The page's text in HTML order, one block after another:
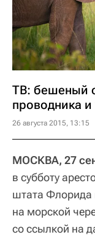
ТВ: бешеный
проводника и
26 августа 2015, 13:15
МОСКВА, 27
в субботу
штата Флорида
на морской
со ссылкой на